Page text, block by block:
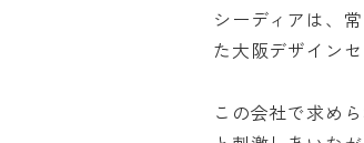
シーディアは、
た大阪デザイン
この会社で求め